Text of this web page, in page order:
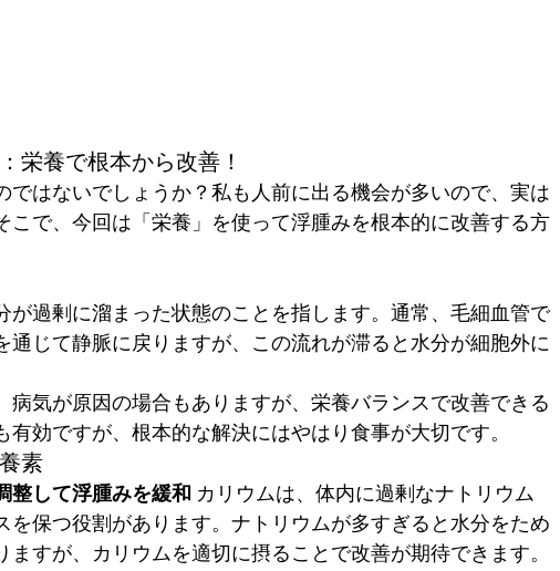
栄養で根本から改善！
ではないでしょうか？私も人前に出る機会が多いので、実は
こで、今回は「栄養」を使って浮腫みを根本的に改善する方
が過剰に溜まった状態のことを指します。通常、毛細血管で
通じて静脈に戻りますが、この流れが滞ると水分が細胞外に
病気が原因の場合もありますが、栄養バランスで改善できる
効ですが、根本的な解決にはやはり食事が大切です。
素
整して浮腫みを緩和 カリウムは、体内に過剰なナトリウム
を保つ役割があります。ナトリウムが多すぎると水分をため
すが、カリウムを適切に摂ることで改善が期待できます。